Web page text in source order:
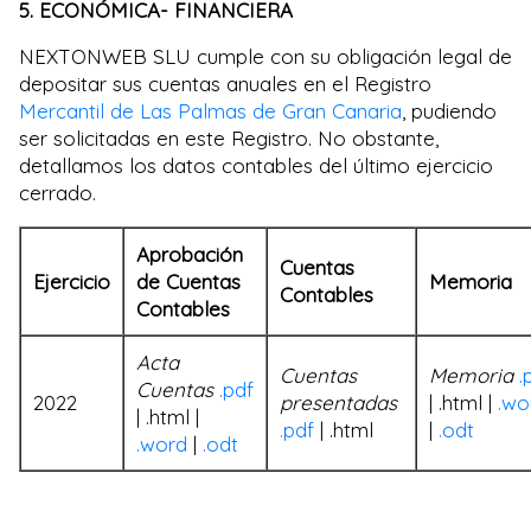
5. ECONÓMICA- FINANCIERA
NEXTONWEB SLU cumple con su obligación legal de
depositar sus cuentas anuales en el Registro
Mercantil de Las Palmas de Gran Canaria, pudiendo
ser solicitadas en este Registro. No obstante,
detallamos los datos contables del último ejercicio
cerrado.
Ejercicio
Aprobación
de Cuentas
Contables
Cuentas
Contables
Memoria
2022
Acta
Cuentas .pdf
| .html |
.word | .odt
Cuentas
presentadas
.pdf | .html
Memoria
| .html |
| .odt